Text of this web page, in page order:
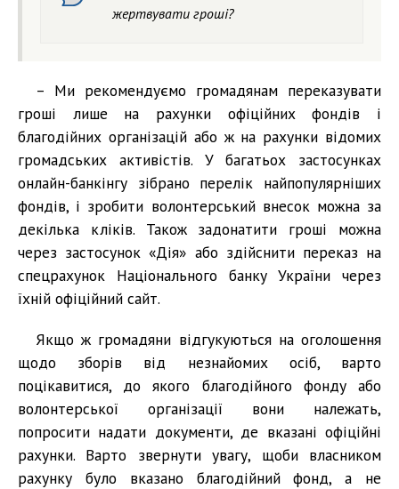
жертвувати гроші?
– Ми рекомендуємо громадянам переказувати
гроші лише на рахунки офіційних фондів і
благодійних організацій або ж на рахунки відомих
громадських активістів. У багатьох застосунках
онлайн-банкінгу зібрано перелік найпопулярніших
фондів, і зробити волонтерський внесок можна за
декілька кліків. Також задонатити гроші можна
через застосунок «Дія» або здійснити переказ на
спецрахунок Національного банку України через
їхній офіційний сайт.
Якщо ж громадяни відгукуються на оголошення
щодо зборів від незнайомих осіб, варто
поцікавитися, до якого благодійного фонду або
волонтерської організації вони належать,
попросити надати документи, де вказані офіційні
рахунки. Варто звернути увагу, щоби власником
рахунку було вказано благодійний фонд, а не